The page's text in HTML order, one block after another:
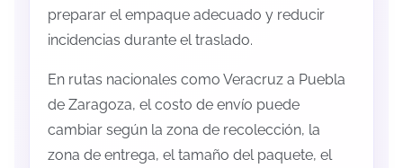
preparar el empaque adecuado y reducir
incidencias durante el traslado.
En rutas nacionales como Veracruz a Puebla
de Zaragoza, el costo de envío puede
cambiar según la zona de recolección, la
zona de entrega, el tamaño del paquete, el